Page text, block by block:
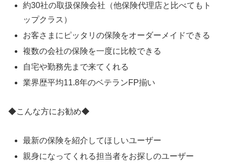
約30社の取扱保険会社（他保険代理店と比べてもト
ップクラス）
お客さまにピッタリの保険をオーダーメイドできる
複数の会社の保険を一度に比較できる
自宅や勤務先まで来てくれる
業界歴平均11.8年のベテランFP揃い
◆こんな方にお勧め◆
最新の保険を紹介してほしいユーザー
親身になってくれる担当者をお探しのユーザー